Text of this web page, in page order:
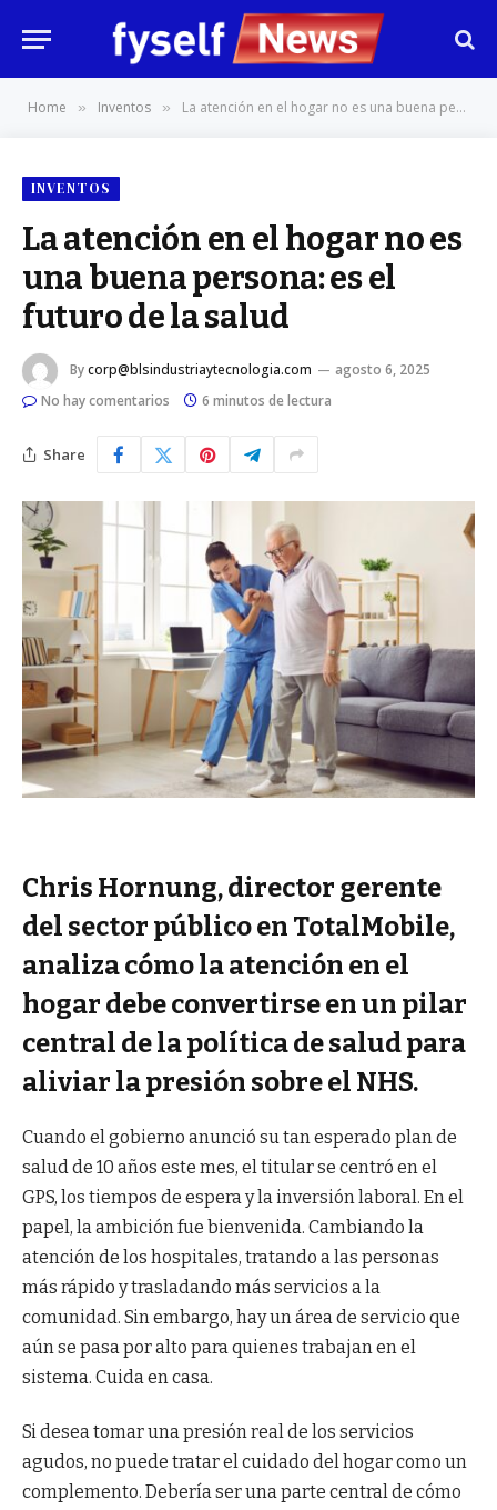
Home » Inventos » La atención en el hogar no es una buena persona: es el futuro de la salud
INVENTOS
La atención en el hogar no es
una buena persona: es el
futuro de la salud
Bycorp@blsindustriaytecnologia.com
agosto 6, 2025
No hay comentarios
6 minutos de lectura
Share
Chris Hornung, director gerente
del sector público en TotalMobile,
analiza cómo la atención en el
hogar debe convertirse en un pilar
central de la política de salud para
aliviar la presión sobre el NHS.
Cuando el gobierno anunció su tan esperado plan de
salud de 10 años este mes, el titular se centró en el
GPS, los tiempos de espera y la inversión laboral. En el
papel, la ambición fue bienvenida. Cambiando la
atención de los hospitales, tratando a las personas
más rápido y trasladando más servicios a la
comunidad. Sin embargo, hay un área de servicio que
aún se pasa por alto para quienes trabajan en el
sistema. Cuida en casa.
Si desea tomar una presión real de los servicios
agudos, no puede tratar el cuidado del hogar como un
complemento. Debería ser una parte central de cómo